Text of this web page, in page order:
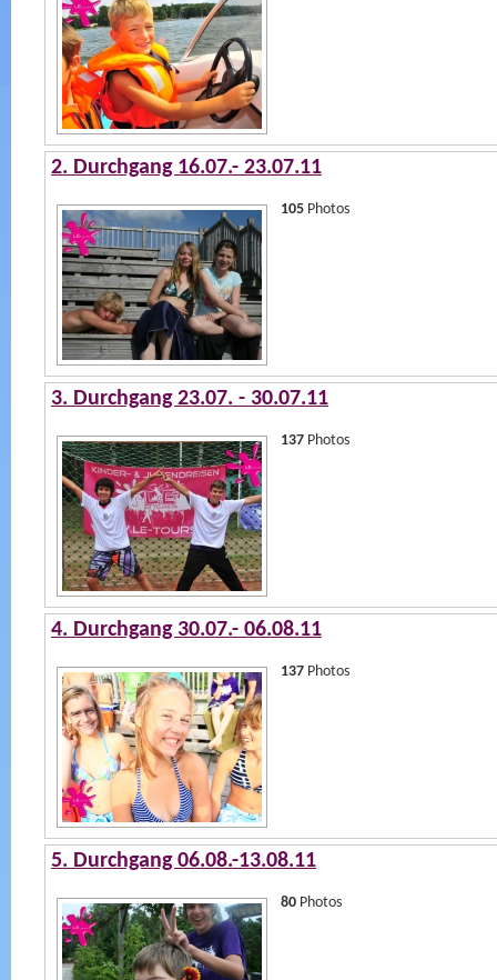
2. Durchgang 16.07.- 23.07.11
105 Photos
3. Durchgang 23.07. - 30.07.11
137 Photos
4. Durchgang 30.07.- 06.08.11
137 Photos
5. Durchgang 06.08.-13.08.11
80 Photos